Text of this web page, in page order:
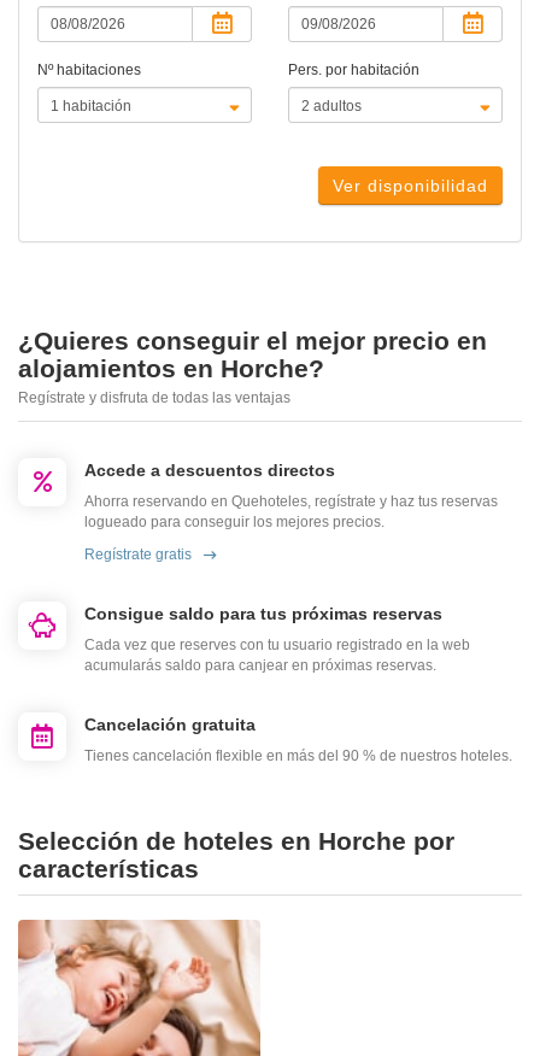
Nº habitaciones Pers. por habitación
Ver disponibilidad
¿Quieres conseguir el mejor precio en
alojamientos en Horche?
Regístrate y disfruta de todas las ventajas
Accede a descuentos directos
Ahorra reservando en Quehoteles, regístrate y haz tus reservas
logueado para conseguir los mejores precios.
Regístrate gratis
Consigue saldo para tus próximas reservas
Cada vez que reserves con tu usuario registrado en la web
acumularás saldo para canjear en próximas reservas.
Cancelación gratuita
Tienes cancelación flexible en más del 90 % de nuestros hoteles.
Selección de hoteles en Horche por
características